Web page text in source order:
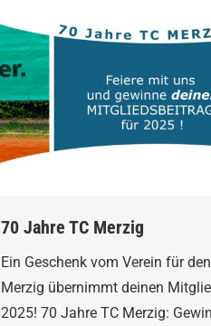
70 Jahre TC Merzig
Ein Geschenk vom Verein für
Merzig übernimmt deinen
2025! 70 Jahre TC Merzig: